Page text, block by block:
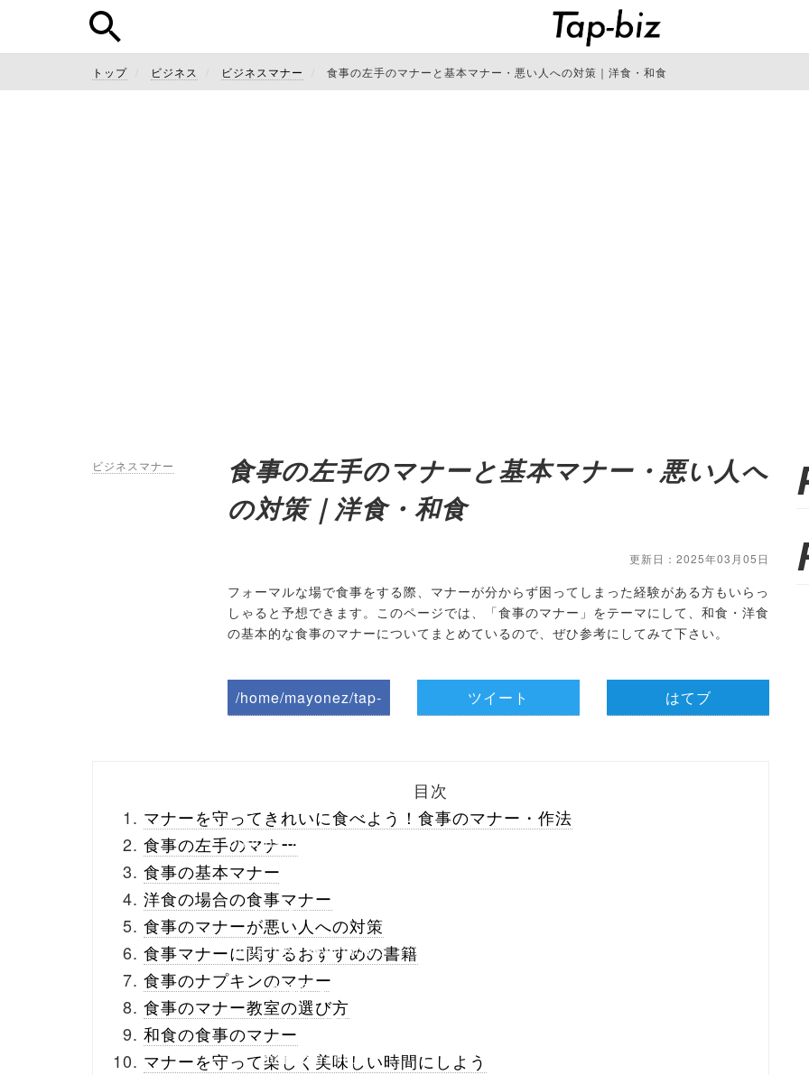
トップ ビジネス ビジネスマナー 食事の左手のマナーと基本マナー・悪い人への対策｜洋食・和食
ビジネスマナー
食事の左手のマナーと基本マナー・悪い人へ
の対策｜洋食・和食
更新日：2025年03月05日
フォーマルな場で食事をする際、マナーが分からず困ってしまった経験がある方もいらっ
しゃると予想できます。このページでは、「食事のマナー」をテーマにして、和食・洋食
の基本的な食事のマナーについてまとめているので、ぜひ参考にしてみて下さい。
/home/mayonez/tap-
_theme/parts/sns-
buttons.php on line
/1020952"
onclick="window.open
(this.href, 'Gwindow',
'width=550,
height=450,
menubar=no,
ツイート はてブ
目次
マナーを守ってきれいに食べよう！食事のマナー・作法
食事の左手のマナー
食事の基本マナー
洋食の場合の食事マナー
食事のマナーが悪い人への対策
食事マナーに関するおすすめの書籍
食事のナプキンのマナー
食事のマナー教室の選び方
和食の食事のマナー
マナーを守って楽しく美味しい時間にしよう